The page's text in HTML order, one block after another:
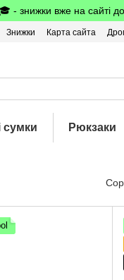
- знижки вже на сайті
Знижки Карта сайта
сумки Рюкзаки